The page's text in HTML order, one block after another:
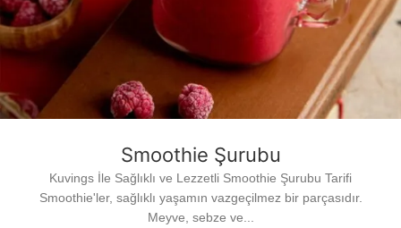
Smoothie Şurubu
Kuvings İle Sağlıklı ve Lezzetli Smoothie Şurubu Tarifi
Smoothie'ler, sağlıklı yaşamın vazgeçilmez bir parçasıdır.
Meyve, sebze ve...